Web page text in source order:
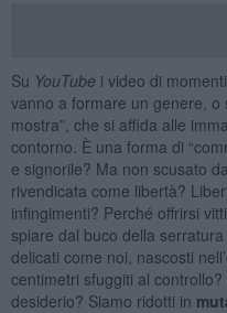
Su YouTube i video di
vanno a formare un genere, o
mostra”, che si affida alle
contorno. È una forma di
e signorile? Ma non scusato
rivendicata come libertà?
infingimenti? Perché offrirsi
spiare dal buco della
delicati come noi, nascosti
centimetri sfuggiti al
desiderio? Siamo ridotti in